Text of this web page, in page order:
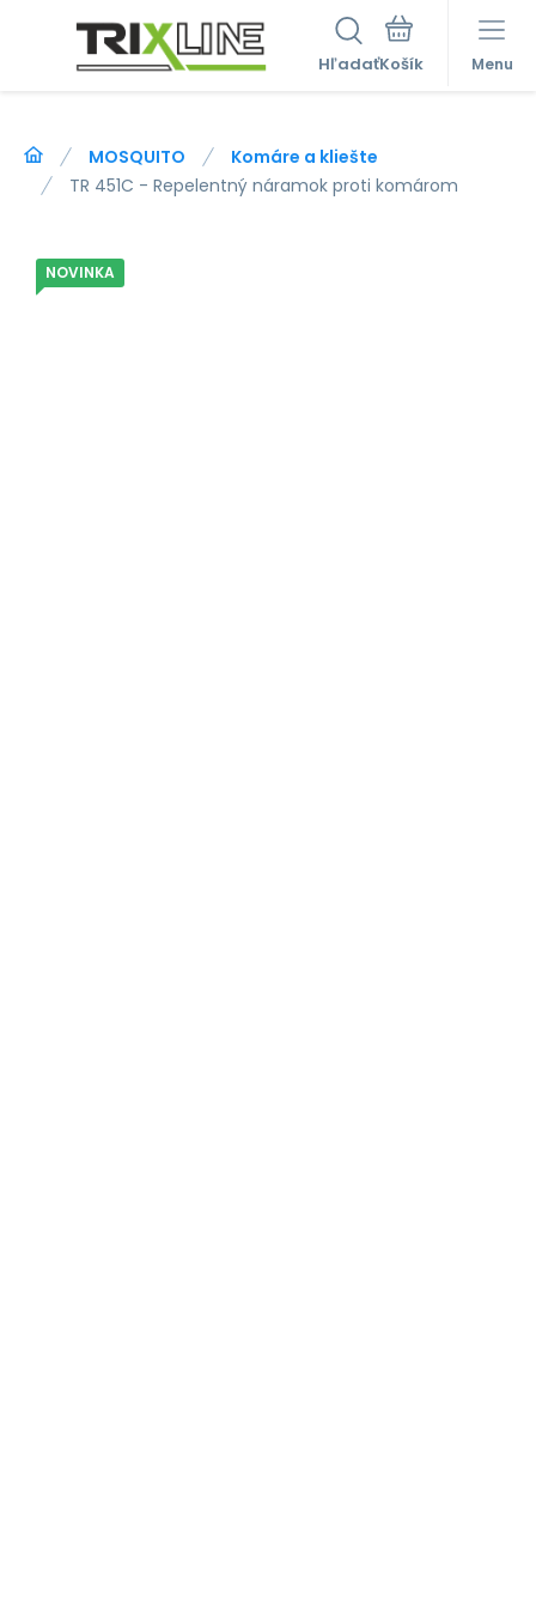
Hľadať Menu
MOSQUITO
Komáre a kliešte
TR 451C - Repelentný náramok proti komárom
NOVINKA